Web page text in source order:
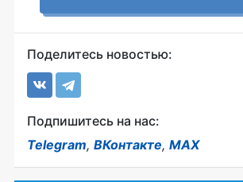
Поделитесь новостью:
Подпишитесь на нас:
Telegram, ВКонтакте, MAX